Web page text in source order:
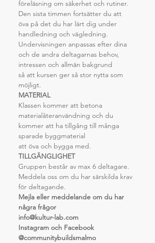
föreläsning om säkerhet och rutiner.
Den sista timmen fortsätter du att
öva på det du har lärt dig under
handledning och vägledning.
Undervisningen anpassas efter dina
och de andra deltagarnas behov,
intressen och allmän bakgrund
så att kursen ger så stor nytta som
möjligt.
MATERIAL
Klassen kommer att betona
materialåteranvändning och du
kommer att ha tillgång till många
sparade byggmaterial
att öva och bygga med.
TILLGÄNGLIGHET
Gruppen består av max 6 deltagare.
Meddela oss om du har särskilda krav
för deltagande.
Mejla eller meddelande om du har
några frågor
info@kultur-lab.com
Instagram och Facebook
@communitybuildsmalmo